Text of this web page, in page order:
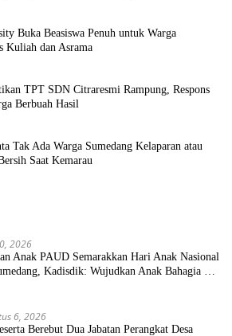
Buka Beasiswa Penuh untuk Warga
Kuliah dan Asrama
TPT SDN Citraresmi Rampung, Respons
Berbuah Hasil
Tak Ada Warga Sumedang Kelaparan atau
Saat Kemarau
2026
Anak PAUD Semarakkan Hari Anak Nasional
Kadisdik: Wujudkan Anak Bahagia dan
6, 2026
Berebut Dua Jabatan Perangkat Desa